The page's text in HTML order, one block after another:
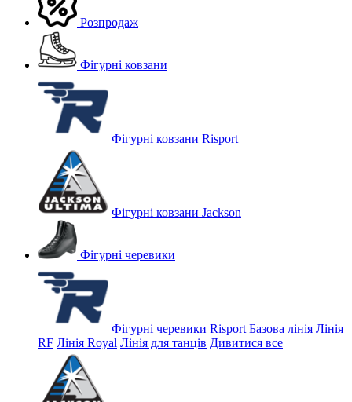
Розпродаж
Фігурні ковзани
Фігурні ковзани Risport
Фігурні ковзани Jackson
Фігурні черевики
Фігурні черевики Risport Базова лінія Лінія
RF Лінія Royal Лінія для танців Дивитися все